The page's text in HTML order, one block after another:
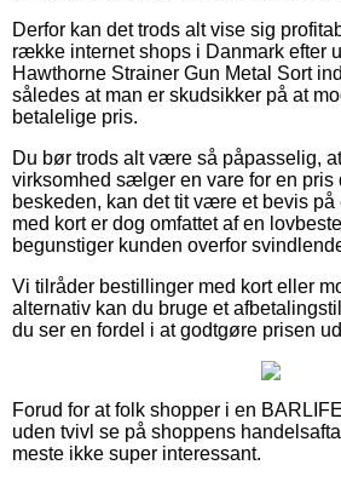
Derfor kan det trods alt vise sig
række internet shops i Danmark efter
Hawthorne Strainer Gun Metal Sort
således at man er skudsikker på at
betalelige pris.
Du bør trods alt være så påpasselig,
virksomhed sælger en vare for en pris
beskeden, kan det tit være et bevis
med kort er dog omfattet af en
begunstiger kunden overfor
Vi tilråder bestillinger med kort eller
alternativ kan du bruge et
du ser en fordel i at godtgøre prisen
Forud for at folk shopper i en
uden tvivl se på shoppens
meste ikke super interessant.